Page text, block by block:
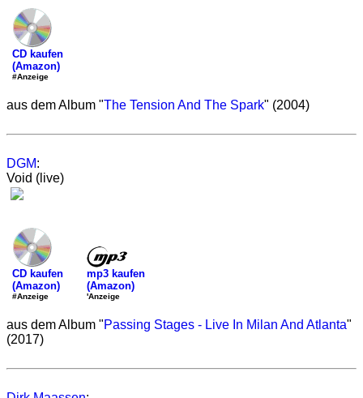
CD kaufen
(Amazon)
#Anzeige
aus dem Album "The Tension And The Spark" (2004)
DGM:
Void (live)
CD kaufen
(Amazon)
#Anzeige
mp3 kaufen
(Amazon)
'Anzeige
aus dem Album "Passing Stages - Live In Milan And Atlanta"
(2017)